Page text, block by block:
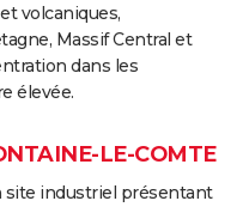
volcaniques,
Massif Central et
dans les
élevée.
LE-COMTE
site industriel présentant